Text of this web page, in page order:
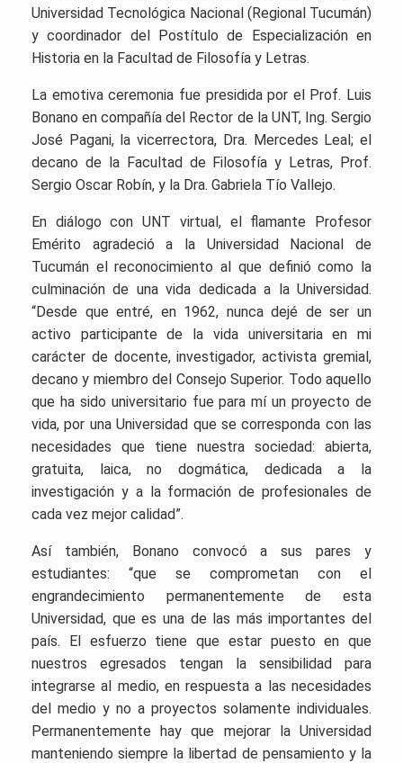
Universidad Tecnológica Nacional (Regional Tucumán)
y coordinador del Postítulo de Especialización en
Historia en la Facultad de Filosofía y Letras.
La emotiva ceremonia fue presidida por el Prof. Luis
Bonano en compañía del Rector de la UNT, Ing. Sergio
José Pagani, la vicerrectora, Dra. Mercedes Leal; el
decano de la Facultad de Filosofía y Letras, Prof.
Sergio Oscar Robín, y la Dra. Gabriela Tío Vallejo.
En diálogo con UNT virtual, el flamante Profesor
Emérito agradeció a la Universidad Nacional de
Tucumán el reconocimiento al que definió como la
culminación de una vida dedicada a la Universidad.
“Desde que entré, en 1962, nunca dejé de ser un
activo participante de la vida universitaria en mi
carácter de docente, investigador, activista gremial,
decano y miembro del Consejo Superior. Todo aquello
que ha sido universitario fue para mí un proyecto de
vida, por una Universidad que se corresponda con las
necesidades que tiene nuestra sociedad: abierta,
gratuita, laica, no dogmática, dedicada a la
investigación y a la formación de profesionales de
cada vez mejor calidad”.
Así también, Bonano convocó a sus pares y
estudiantes: “que se comprometan con el
engrandecimiento permanentemente de esta
Universidad, que es una de las más importantes del
país. El esfuerzo tiene que estar puesto en que
nuestros egresados tengan la sensibilidad para
integrarse al medio, en respuesta a las necesidades
del medio y no a proyectos solamente individuales.
Permanentemente hay que mejorar la Universidad
manteniendo siempre la libertad de pensamiento y la